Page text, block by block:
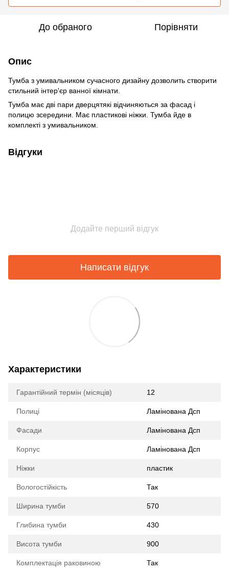
До обраного Порівняти
Опис
Тумба з умивальником сучасного дизайну дозволить створити
стильний інтер'єр ванної кімнати.
Тумба має дві пари дверцятякі відчиняються за фасад і
полицю зсередини. Має пластикові ніжки. Тумба йде в
комплекті з умивальником.
Відгуки
Додайте перший відгук
Написати відгук
Характеристики
Гарантійний термін (місяців) 12
Полиці Ламінована Дсп
Фасади Ламінована Дсп
Корпус Ламінована Дсп
Ніжки пластик
Вологостійкість Так
Ширина тумби 570
Глибина тумби 430
Висота тумби 900
Комплектація раковиною Так